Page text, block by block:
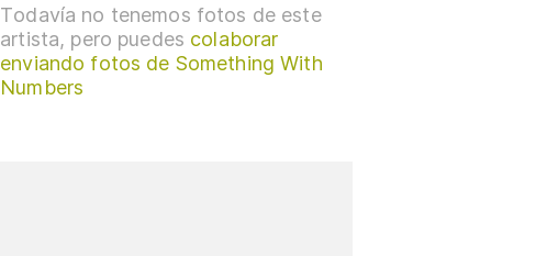
Todavía no tenemos fotos de este
artista, pero puedes colaborar
enviando fotos de Something With
Numbers